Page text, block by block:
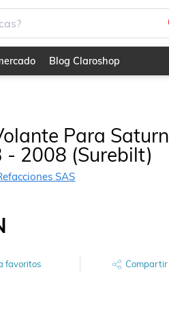
Blog Claroshop
Para Saturn
- 2008 (Surebilt)
SAS
favoritos Compartir